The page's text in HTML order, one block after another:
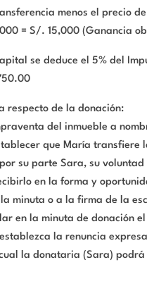
menos el precio
= S/. 15,000 (Ganancia
se deduce el 5% del
respecto de la donación:
del inmueble a
que María
su parte Sara, su
en la forma y
minuta o a la firma de la
en la minuta de donación
la renuncia
la donataria (Sara)